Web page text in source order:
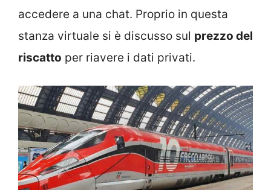
accedere a una chat. Proprio in questa
stanza virtuale si è discusso sul prezzo del
riscatto per riavere i dati privati.